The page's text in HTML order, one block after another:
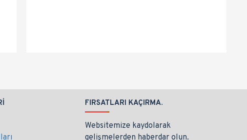
FIRSATLARI KAÇIRMA.
Websitemize kaydolarak
gelişmelerden haberdar olun.